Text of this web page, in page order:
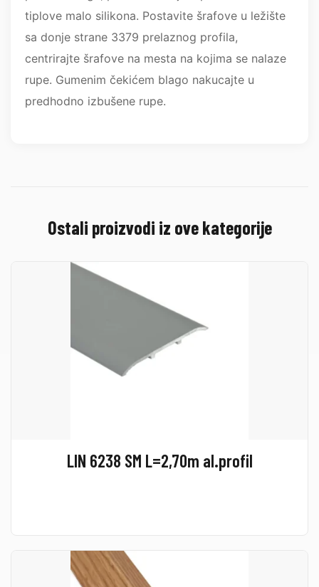
tiplove malo silikona. Postavite šrafove u ležište
sa donje strane 3379 prelaznog profila,
centrirajte šrafove na mesta na kojima se nalaze
rupe. Gumenim čekićem blago nakucajte u
predhodno izbušene rupe.
Ostali proizvodi iz ove kategorije
LIN 6238 SM L=2,70m al.profil